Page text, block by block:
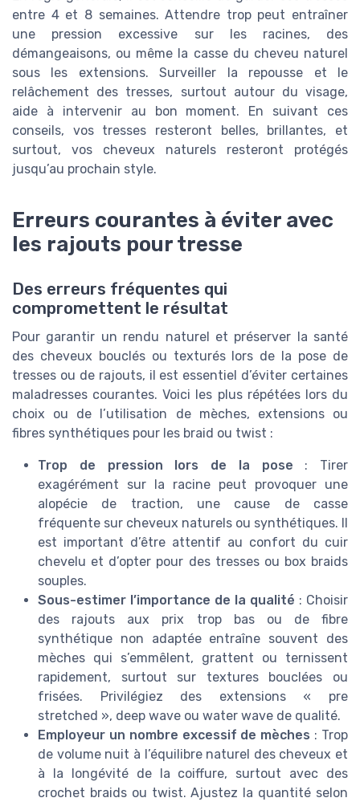
entre 4 et 8 semaines. Attendre trop peut entraîner
une pression excessive sur les racines, des
démangeaisons, ou même la casse du cheveu naturel
sous les extensions. Surveiller la repousse et le
relâchement des tresses, surtout autour du visage,
aide à intervenir au bon moment. En suivant ces
conseils, vos tresses resteront belles, brillantes, et
surtout, vos cheveux naturels resteront protégés
jusqu’au prochain style.
Erreurs courantes à éviter avec
les rajouts pour tresse
Des erreurs fréquentes qui
compromettent le résultat
Pour garantir un rendu naturel et préserver la santé
des cheveux bouclés ou texturés lors de la pose de
tresses ou de rajouts, il est essentiel d’éviter certaines
maladresses courantes. Voici les plus répétées lors du
choix ou de l’utilisation de mèches, extensions ou
fibres synthétiques pour les braid ou twist :
Trop de pression lors de la pose : Tirer
exagérément sur la racine peut provoquer une
alopécie de traction, une cause de casse
fréquente sur cheveux naturels ou synthétiques. Il
est important d’être attentif au confort du cuir
chevelu et d’opter pour des tresses ou box braids
souples.
Sous-estimer l’importance de la qualité : Choisir
des rajouts aux prix trop bas ou de fibre
synthétique non adaptée entraîne souvent des
mèches qui s’emmêlent, grattent ou ternissent
rapidement, surtout sur textures bouclées ou
frisées. Privilégiez des extensions « pre
stretched », deep wave ou water wave de qualité.
Employeur un nombre excessif de mèches : Trop
de volume nuit à l’équilibre naturel des cheveux et
à la longévité de la coiffure, surtout avec des
crochet braids ou twist. Ajustez la quantité selon